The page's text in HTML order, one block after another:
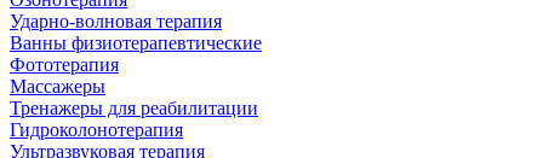
Ударно-волновая терапия
Ванны физиотерапевтические
Фототерапия
Массажеры
Тренажеры для реабилитации
Гидроколонотерапия
Ультразвуковая терапия